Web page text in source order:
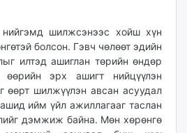
нийгэмд шилжсэнээс хойш хүн
болсон. Гэвч чөлөөт эдийн
илтэд ашиглан төрийн өндөр
өөрийн эрх ашигт нийцүүлэн
өөрт шилжүүлэн авсан асуудал
ийм үйл ажиллагааг таслан
дэмжиж байна. Мөн хөрөнгө